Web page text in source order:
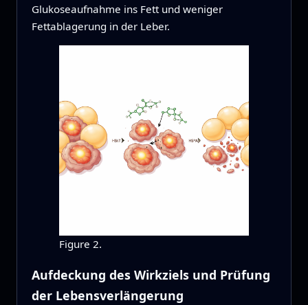
Glukoseaufnahme ins Fett und weniger
Fettablagerung in der Leber.
Figure 2.
Aufdeckung des Wirkziels und Prüfung
der Lebensverlängerung